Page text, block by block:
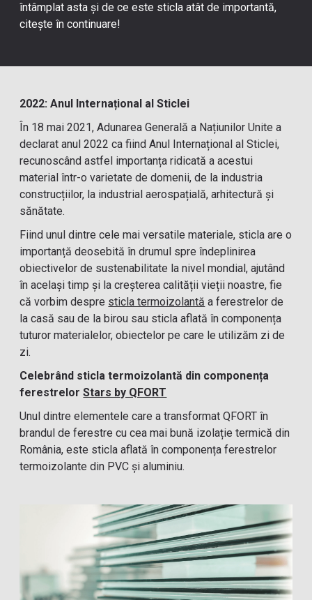
întâmplat asta și de ce este sticla atât de importantă,
citește în continuare!
2022: Anul Internațional al Sticlei
În 18 mai 2021, Adunarea Generală a Națiunilor Unite a
declarat anul 2022 ca fiind Anul Internațional al Sticlei,
recunoscând astfel importanța ridicată a acestui
material într-o varietate de domenii, de la industria
construcțiilor, la industrial aerospațială, arhitectură și
sănătate.
Fiind unul dintre cele mai versatile materiale, sticla are o
importanță deosebită în drumul spre îndeplinirea
obiectivelor de sustenabilitate la nivel mondial, ajutând
în același timp și la creșterea calității vieții noastre, fie
că vorbim despre sticla termoizolantă a ferestrelor de
la casă sau de la birou sau sticla aflată în componența
tuturor materialelor, obiectelor pe care le utilizăm zi de
zi.
Celebrând sticla termoizolantă din componența
ferestrelorStars by QFORT
Unul dintre elementele care a transformat QFORT în
brandul de ferestre cu cea mai bună izolație termică din
România, este sticla aflată în componența ferestrelor
termoizolante din PVC și aluminiu.